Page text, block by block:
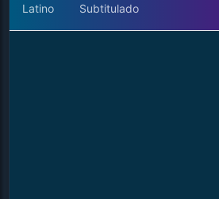
Latino Subtitulado